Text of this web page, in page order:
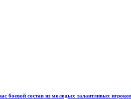
боевой состав из молодых талантливых